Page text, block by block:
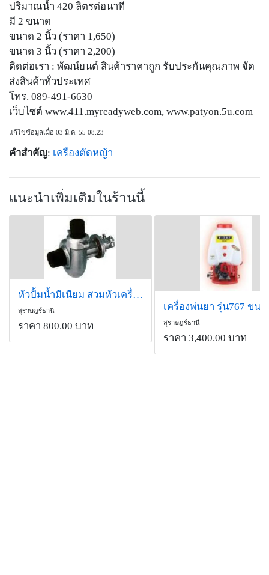
ปริมาณน้ำ 420 ลิตรต่อนาที
มี 2 ขนาด
ขนาด 2 นิ้ว (ราคา 1,650)
ขนาด 3 นิ้ว (ราคา 2,200)
ติดต่อเรา : พัฒน์ยนต์ สินค้าราคาถูก รับประกันคุณภาพ จัด
ส่งสินค้าทั่วประเทศ
โทร. 089-491-6630
เว็บไซต์ www.411.myreadyweb.com, www.patyon.5u.com
แก้ไขข้อมูลเมื่อ 03 มี.ค. 55 08:23
คำสำคัญ: เครืองตัดหญ้า
แนะนำเพิ่มเติมในร้านนี้
หัวปั้มน้ำมีเนียม สวมหัวเครื่องตัดหญ้า ราคาเพียง 800 บาท
สุราษฎร์ธานี
ราคา 800.00 บาท สุราษฎร์ธานี
ราคา 3,400.00 บาท